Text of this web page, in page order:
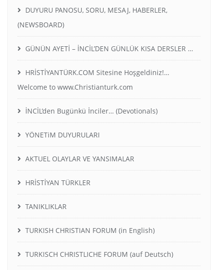
DUYURU PANOSU, SORU, MESAJ, HABERLER,
(NEWSBOARD)
GÜNÜN AYETİ – İNCİL’DEN GÜNLÜK KISA DERSLER …
HRİSTİYANTÜRK.COM Sitesine Hoşgeldiniz!…
Welcome to www.Christianturk.com
İNCİL’den Bugünkü İnciler… (Devotionals)
YÖNETiM DUYURULARI
AKTUEL OLAYLAR VE YANSIMALAR
HRİSTİYAN TÜRKLER
TANIKLIKLAR
TURKISH CHRISTIAN FORUM (in English)
TURKISCH CHRISTLICHE FORUM (auf Deutsch)